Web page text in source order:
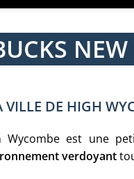
VILLE DE HIGH
Wycombe est une
verdoyant